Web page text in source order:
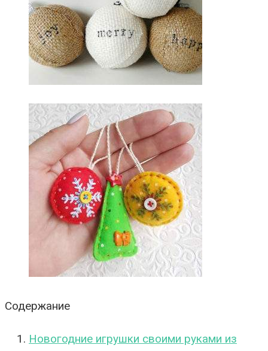
Содержание
Новогодние игрушки своими руками из